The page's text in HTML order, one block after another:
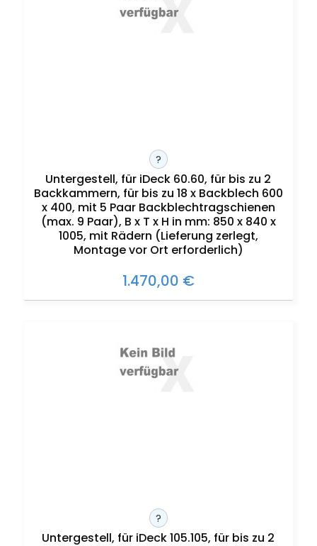
?
Untergestell, für iDeck 60.60, für bis zu 2
Backkammern, für bis zu 18 x Backblech 600
x 400, mit 5 Paar Backblechtragschienen
(max. 9 Paar), B x T x H in mm: 850 x 840 x
1005, mit Rädern (Lieferung zerlegt,
Montage vor Ort erforderlich)
1.470,00 €
?
Untergestell, für iDeck 105.105, für bis zu 2